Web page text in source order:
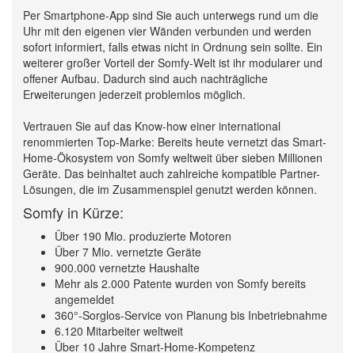
Per Smartphone-App sind Sie auch unterwegs rund um die
Uhr mit den eigenen vier Wänden verbunden und werden
sofort informiert, falls etwas nicht in Ordnung sein sollte. Ein
weiterer großer Vorteil der Somfy-Welt ist ihr modularer und
offener Aufbau. Dadurch sind auch nachträgliche
Erweiterungen jederzeit problemlos möglich.
Vertrauen Sie auf das Know-how einer international
renommierten Top-Marke: Bereits heute vernetzt das Smart-
Home-Ökosystem von Somfy weltweit über sieben Millionen
Geräte. Das beinhaltet auch zahlreiche kompatible Partner-
Lösungen, die im Zusammenspiel genutzt werden können.
Somfy in Kürze:
Über 190 Mio. produzierte Motoren
Über 7 Mio. vernetzte Geräte
900.000 vernetzte Haushalte
Mehr als 2.000 Patente wurden von Somfy bereits
angemeldet
360°-Sorglos-Service von Planung bis Inbetriebnahme
6.120 Mitarbeiter weltweit
Über 10 Jahre Smart-Home-Kompetenz